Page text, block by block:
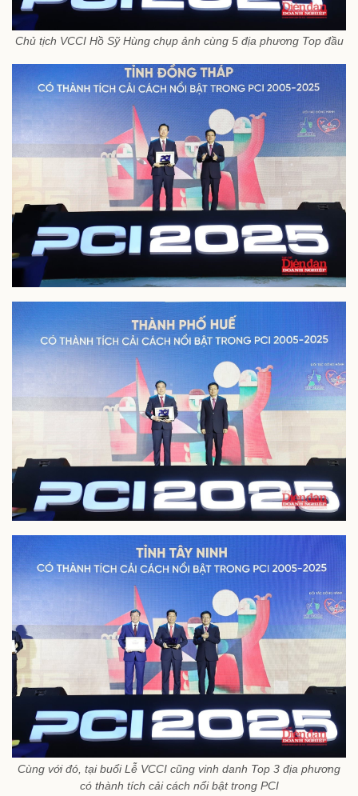
Chủ tịch VCCI Hồ Sỹ Hùng chụp ảnh cùng 5 địa phương Top đầu
Cùng với đó, tại buổi Lễ VCCI cũng vinh danh Top 3 địa phương
có thành tích cải cách nổi bật trong PCI